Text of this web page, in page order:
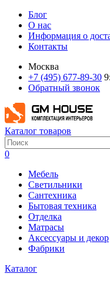
Блог
О нас
Информация о
Контакты
Москва
+7 (495) 677-89-30
Обратный звонок
Каталог товаров
0
Мебель
Светильники
Сантехника
Бытовая техника
Отделка
Матрасы
Аксессуары и декор
Фабрики
Каталог